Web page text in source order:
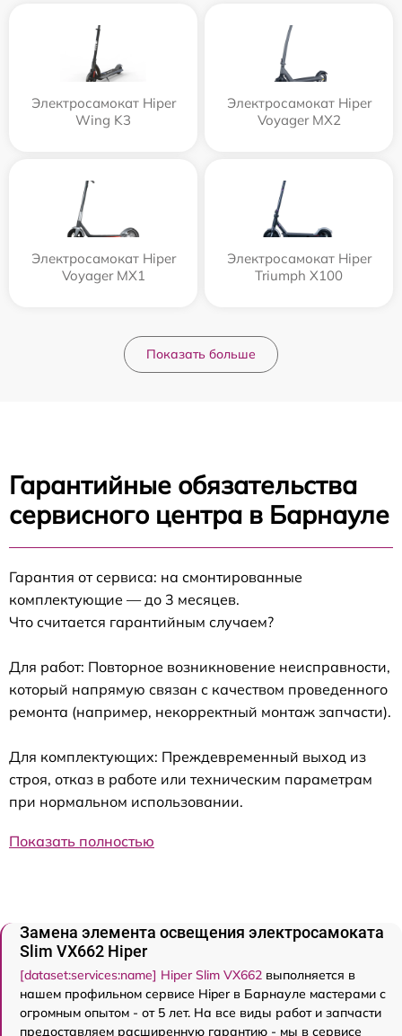
Электросамокат Hiper
Wing K3
Электросамокат Hiper
Voyager MX2
Электросамокат Hiper
Voyager MX1
Электросамокат Hiper
Triumph X100
Показать больше
Гарантийные обязательства
сервисного центра в Барнауле
Гарантия от сервиса: на смонтированные
комплектующие — до 3 месяцев.
Что считается гарантийным случаем?
Для работ: Повторное возникновение неисправности,
который напрямую связан с качеством проведенного
ремонта (например, некорректный монтаж запчасти).
Для комплектующих: Преждевременный выход из
строя, отказ в работе или техническим параметрам
при нормальном использовании.
Показать полностью
Замена элемента освещения электросамоката
Slim VX662 Hiper
[dataset:services:name] Hiper Slim VX662 выполняется в
нашем профильном сервисе Hiper в Барнауле мастерами с
огромным опытом - от 5 лет. На все виды работ и запчасти
предоставляем расширенную гарантию - мы в сервисе